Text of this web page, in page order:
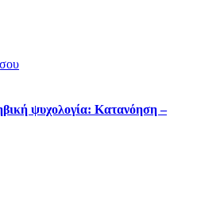
ψυχολογία: Κατανόηση –